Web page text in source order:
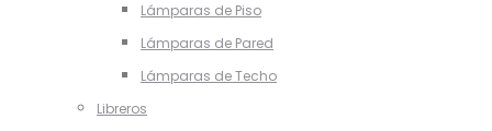
Lámparas de Piso
Lámparas de Pared
Lámparas de Techo
Libreros